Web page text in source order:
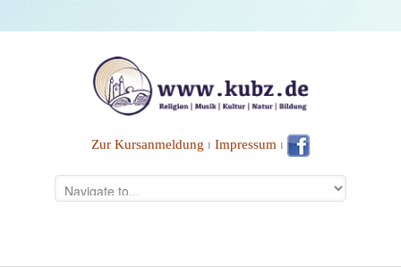
Zur Kursanmeldung ⏐ Impressum ⏐